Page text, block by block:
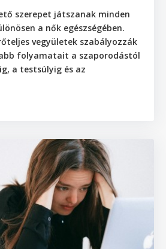
szerepet játszanak minden
a nők egészségében.
vegyületek szabályozzák
folyamatait a szaporodástól
a testsúlyig és az